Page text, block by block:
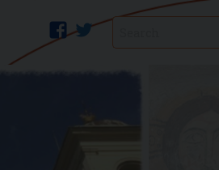
twitter
facebook